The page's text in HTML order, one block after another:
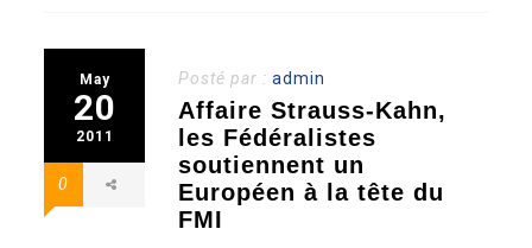
May
20
2011
0
Posté par :admin
Affaire Strauss-Kahn,
les Fédéralistes
soutiennent un
Européen à la tête du
FMI